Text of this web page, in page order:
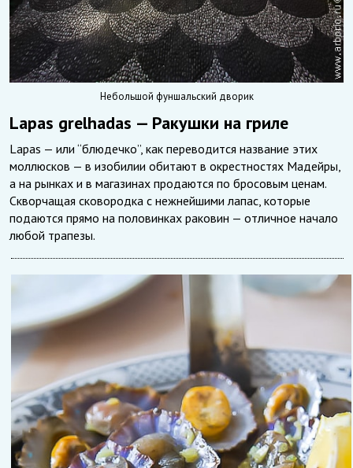
Небольшой фуншальский дворик
Lapas grelhadas — Ракушки на гриле
Lapas — или “блюдечко”, как переводится название этих
моллюсков — в изобилии обитают в окрестностях Мадейры,
а на рынках и в магазинах продаются по бросовым ценам.
Скворчащая сковородка с нежнейшими лапас, которые
подаются прямо на половинках раковин — отличное начало
любой трапезы.